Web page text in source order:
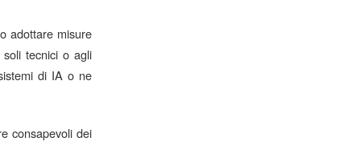
adottare misure
tecnici o agli
di IA o ne
consapevoli dei